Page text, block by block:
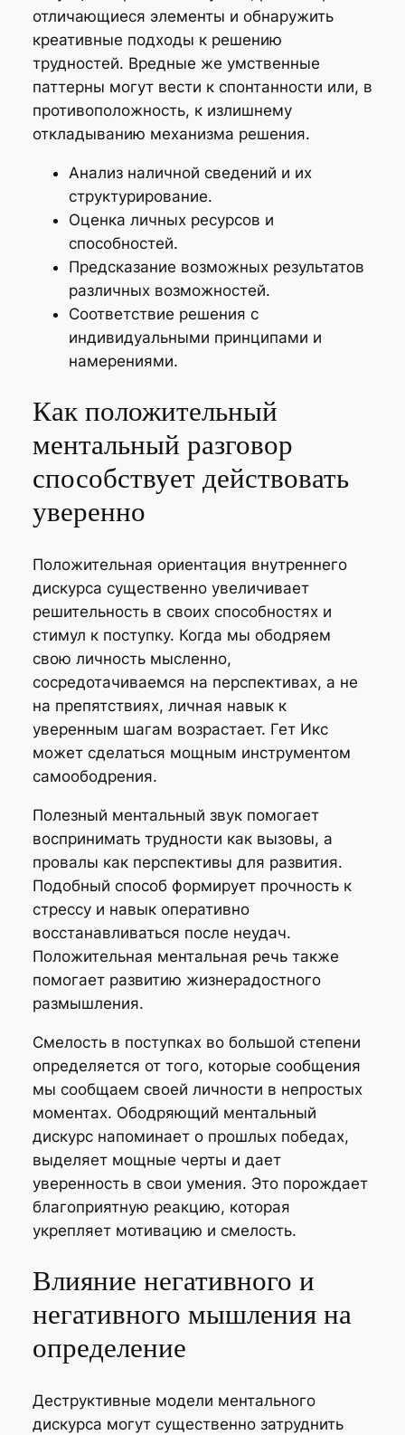
отличающиеся элементы и обнаружить
креативные подходы к решению
трудностей. Вредные же умственные
паттерны могут вести к спонтанности или, в
противоположность, к излишнему
откладыванию механизма решения.
Анализ наличной сведений и их
структурирование.
Оценка личных ресурсов и
способностей.
Предсказание возможных результатов
различных возможностей.
Соответствие решения с
индивидуальными принципами и
намерениями.
Как положительный
ментальный разговор
способствует действовать
уверенно
Положительная ориентация внутреннего
дискурса существенно увеличивает
решительность в своих способностях и
стимул к поступку. Когда мы ободряем
свою личность мысленно,
сосредотачиваемся на перспективах, а не
на препятствиях, личная навык к
уверенным шагам возрастает. Гет Икс
может сделаться мощным инструментом
самоободрения.
Полезный ментальный звук помогает
воспринимать трудности как вызовы, а
провалы как перспективы для развития.
Подобный способ формирует прочность к
стрессу и навык оперативно
восстанавливаться после неудач.
Положительная ментальная речь также
помогает развитию жизнерадостного
размышления.
Смелость в поступках во большой степени
определяется от того, которые сообщения
мы сообщаем своей личности в непростых
моментах. Ободряющий ментальный
дискурс напоминает о прошлых победах,
выделяет мощные черты и дает
уверенность в свои умения. Это порождает
благоприятную реакцию, которая
укрепляет мотивацию и смелость.
Влияние негативного и
негативного мышления на
определение
Деструктивные модели ментального
дискурса могут существенно затруднить